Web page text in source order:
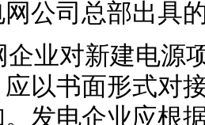
公司总部出具
业对新建电源
应以书面形式对
发电企业应根